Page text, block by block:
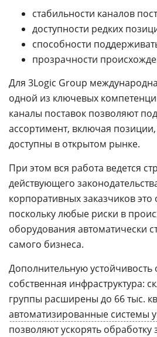
стабильности каналов
доступности редких
способности
прозрачности
Для 3Logic Group
одной из ключевых
каналы поставок позволяют
ассортимент, включая
доступны в открытом рынке.
При этом вся работа ведется
действующего
корпоративных заказчиков
поскольку любые риски в
оборудования автоматически
самого бизнеса.
Дополнительную устойчивость
собственная инфраструктура:
группы расширены до 66 тыс.
автоматизированные системы
позволяют ускорять обработку